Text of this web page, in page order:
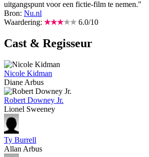
uitgangspunt voor een fictie-film te nemen."
Bron: Nu.nl
Waardering:
6.0/10
Cast & Regisseur
Nicole Kidman
Diane Arbus
Robert Downey Jr.
Lionel Sweeney
Ty Burrell
Allan Arbus